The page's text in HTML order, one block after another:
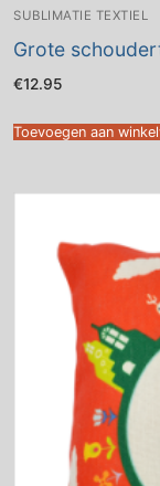
SUBLIMATIE TEXTIEL
Grote
€12.95
Toevoegen aan